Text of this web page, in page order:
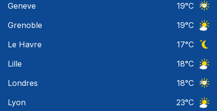
Geneve
19°C
Grenoble
19°C
Le Havre
17°C
Lille
18°C
Londres
18°C
Lyon
23°C